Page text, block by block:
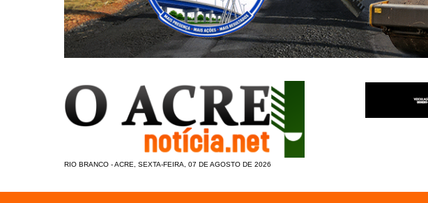
RIO BRANCO - ACRE, SEXTA-FEIRA, 07 DE AGOSTO DE 2026